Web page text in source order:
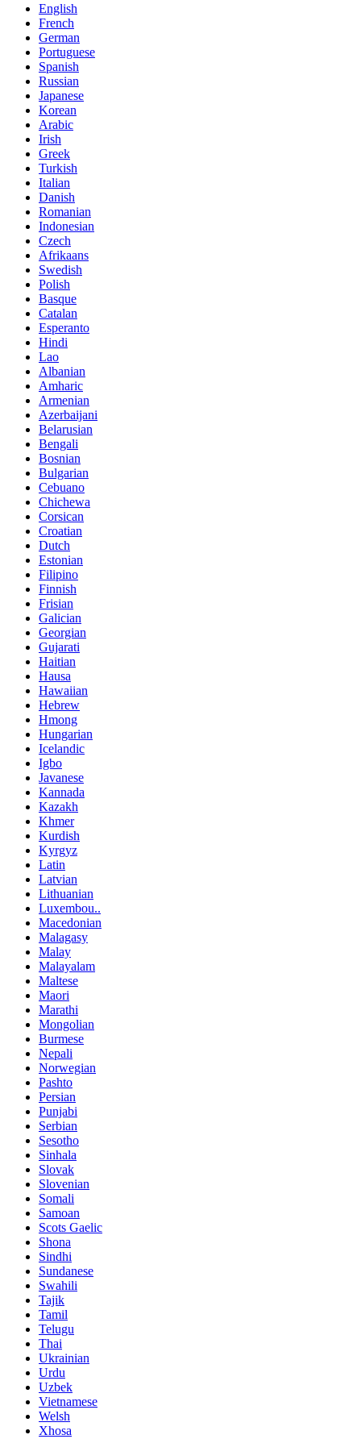
English
French
German
Portuguese
Spanish
Russian
Japanese
Korean
Arabic
Irish
Greek
Turkish
Italian
Danish
Romanian
Indonesian
Czech
Afrikaans
Swedish
Polish
Basque
Catalan
Esperanto
Hindi
Lao
Albanian
Amharic
Armenian
Azerbaijani
Belarusian
Bengali
Bosnian
Bulgarian
Cebuano
Chichewa
Corsican
Croatian
Dutch
Estonian
Filipino
Finnish
Frisian
Galician
Georgian
Gujarati
Haitian
Hausa
Hawaiian
Hebrew
Hmong
Hungarian
Icelandic
Igbo
Javanese
Kannada
Kazakh
Khmer
Kurdish
Kyrgyz
Latin
Latvian
Lithuanian
Luxembou..
Macedonian
Malagasy
Malay
Malayalam
Maltese
Maori
Marathi
Mongolian
Burmese
Nepali
Norwegian
Pashto
Persian
Punjabi
Serbian
Sesotho
Sinhala
Slovak
Slovenian
Somali
Samoan
Scots Gaelic
Shona
Sindhi
Sundanese
Swahili
Tajik
Tamil
Telugu
Thai
Ukrainian
Urdu
Uzbek
Vietnamese
Welsh
Xhosa